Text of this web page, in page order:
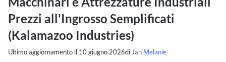
Prezzi all'Ingrosso Semplificati
(Kalamazoo Industries)
Ultimo aggiornamento il 10 giugno 2026di Jan Melanie